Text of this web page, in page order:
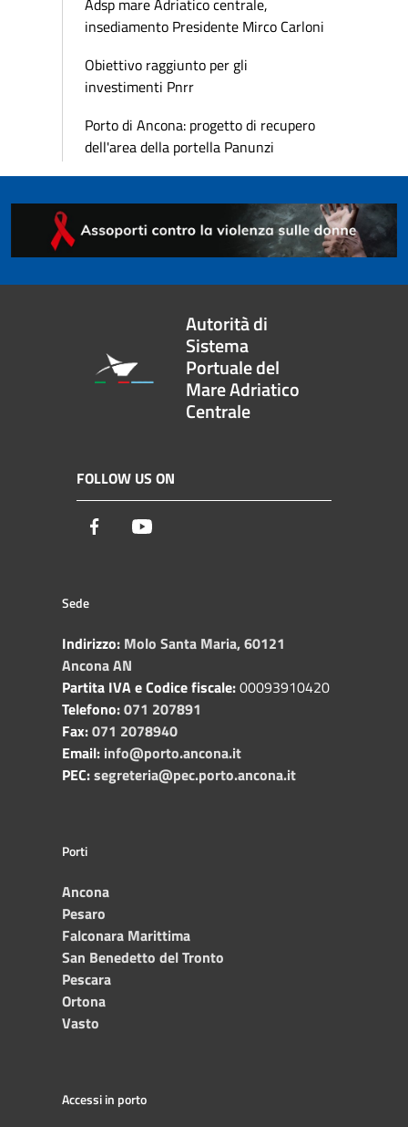
insediamento Presidente Mirco Carloni
Obiettivo raggiunto per gli
investimenti Pnrr
Porto di Ancona: progetto di recupero
dell'area della portella Panunzi
Autorità di
Sistema
Portuale del
Mare Adriatico
Centrale
FOLLOW US ON
Facebook
Sede
Indirizzo: Molo Santa Maria, 60121
Ancona AN
Partita IVA e Codice fiscale:00093910420
Telefono:071 207891
Fax:071 2078940
Email: info@porto.ancona.it
PEC:segreteria@pec.porto.ancona.it
Porti
Ancona
Pesaro
Falconara Marittima
San Benedetto del Tronto
Pescara
Ortona
Vasto
Accessi in porto